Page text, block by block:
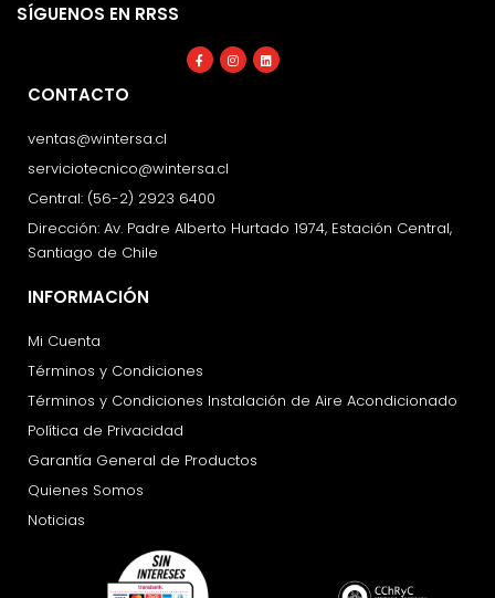
SÍGUENOS EN RRSS
Facebook-
f
Instagram
Linkedin
CONTACTO
ventas@wintersa.cl
serviciotecnico@wintersa.cl
Central: (56-2) 2923 6400
Dirección: Av. Padre Alberto Hurtado 1974, Estación Central,
Santiago de Chile
INFORMACIÓN
Mi Cuenta
Términos y Condiciones
Términos y Condiciones Instalación de Aire Acondicionado
Política de Privacidad
Garantía General de Productos
Quienes Somos
Noticias